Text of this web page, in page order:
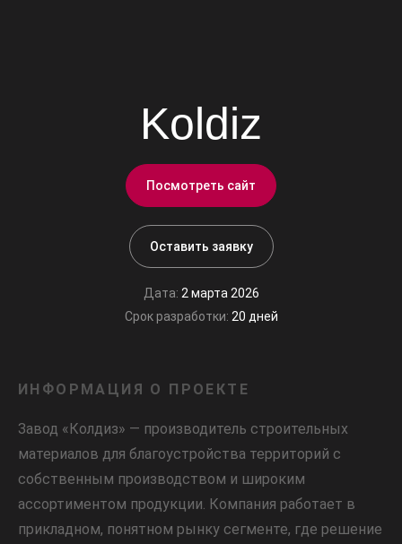
Koldiz
Посмотреть сайт
Оставить заявку
Дата: 2 марта 2026
Срок разработки: 20 дней
ИНФОРМАЦИЯ О ПРОЕКТЕ
Завод «Колдиз» — производитель строительных
материалов для благоустройства территорий с
собственным производством и широким
ассортиментом продукции. Компания работает в
прикладном, понятном рынку сегменте, где решение